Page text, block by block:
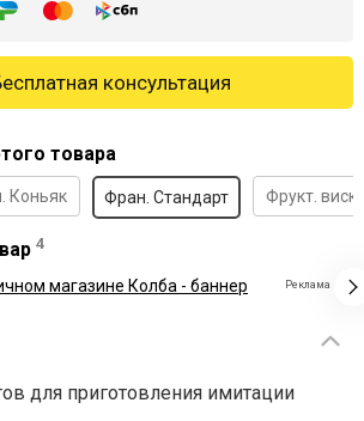
консультация
товара
Коньяк Фран. Стандарт Фрукт.
4
Реклама
для приготовления имитации